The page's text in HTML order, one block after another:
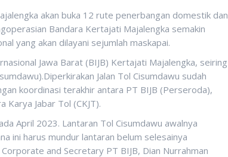
akan buka 12 rute penerbangan domestik dan
Bandara Kertajati Majalengka semakin
yang akan dilayani sejumlah maskapai.
Jawa Barat (BIJB) Kertajati Majalengka, seiring
Jalan Tol Cisumdawu sudah
koordinasi terakhir antara PT BIJB (Perseroda),
Karya Jabar Tol (CKJT).
April 2023. Lantaran Tol Cisumdawu awalnya
ini harus mundur lantaran belum selesainya
and Secretary PT BIJB, Dian Nurrahman